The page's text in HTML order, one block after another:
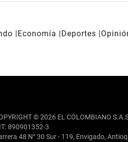
Economía Deportes
© 2026 EL COLOMBIANO
890901352-3
48 N° 30 Sur - 119, Envigado,